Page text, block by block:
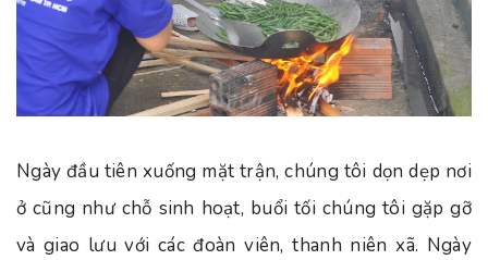
Ngày đầu tiên xuống mặt trận, chúng tôi dọn dẹp nơi
ở cũng như chỗ sinh hoạt, buổi tối chúng tôi gặp gỡ
và giao lưu với các đoàn viên, thanh niên xã. Ngày